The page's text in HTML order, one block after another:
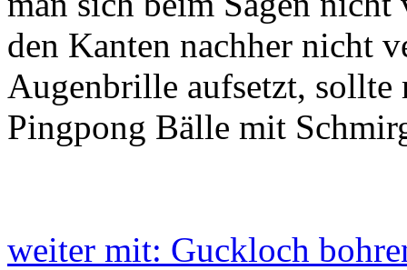
den Kanten nachher nicht
Augenbrille aufsetzt, sollte
Pingpong Bälle mit
weiter mit: Guckloch